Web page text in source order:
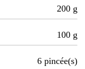
200 g
100 g
6 pincée(s)